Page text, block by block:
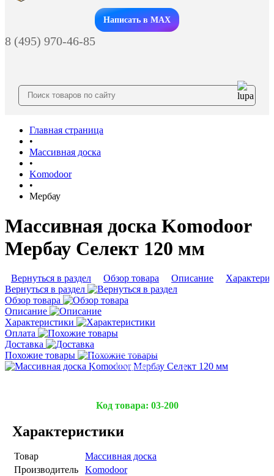
Заказать звонок
Написать в MAX
8 (495) 970-46-85
Главная страница
•
Массивная доска
•
Komodoor
•
Мербау
Массивная доска Komodoor
Мербау Селект 120 мм
Вернуться в раздел Обзор товара Описание
Вернуться в раздел
Обзор товара
Описание
Характеристики
Оплата
Доставка
Похожие товары
Подробнее
Код товара: 03-200
Характеристики
Товар
Массивная доска
Производитель
Komodoor